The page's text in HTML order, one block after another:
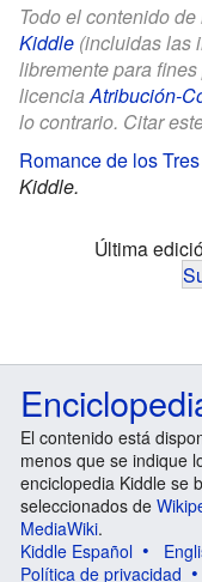
Todo el contenido
Kiddle (incluidas las
libremente para
licenciaAtribución-
lo contrario. Citar
Romance de los
Kiddle.
Última
El contenido está
menos que se indique
enciclopedia Kiddle se
seleccionados de
MediaWiki.
Kiddle Español
Política de privacidad